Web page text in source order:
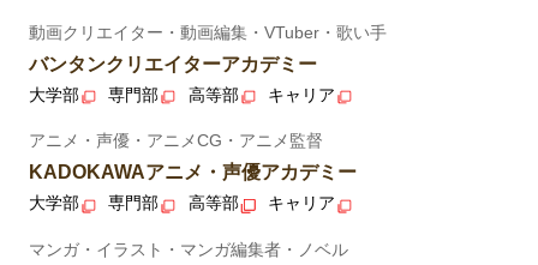
動画クリエイター・動画編集・VTuber・歌い手
バンタンクリエイターアカデミー
大学部 専門部 高等部 キャリア
アニメ・声優・アニメCG・アニメ監督
KADOKAWAアニメ・声優アカデミー
大学部 専門部 高等部 キャリア
マンガ・イラスト・マンガ編集者・ノベル